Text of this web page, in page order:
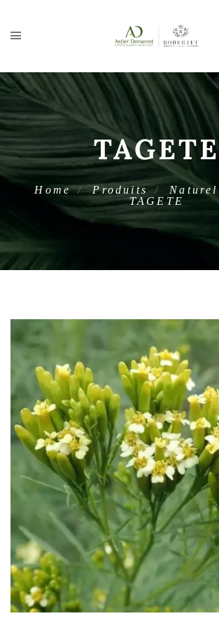
TAGETE
Home Produits Naturel
TAGETE